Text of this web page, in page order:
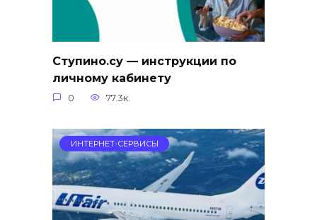
Ступино.су — инструкции по
личному кабинету
0 77.3к.
ИНТЕРНЕТ-СЕРВИСЫ